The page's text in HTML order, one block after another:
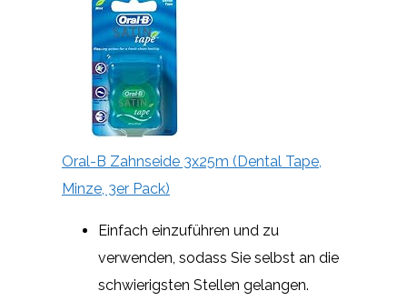
Oral-B Zahnseide 3x25m (Dental Tape,
Minze, 3er Pack)
Einfach einzuführen und zu
verwenden, sodass Sie selbst an die
schwierigsten Stellen gelangen.